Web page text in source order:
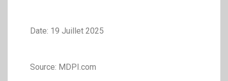
Date: 19 Juillet 2025
Source: MDPI.com